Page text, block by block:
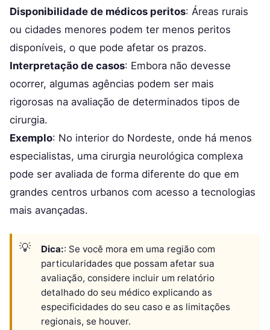
Disponibilidade de médicos peritos: Áreas rurais
ou cidades menores podem ter menos peritos
disponíveis, o que pode afetar os prazos.
Interpretação de casos: Embora não devesse
ocorrer, algumas agências podem ser mais
rigorosas na avaliação de determinados tipos de
cirurgia.
Exemplo: No interior do Nordeste, onde há menos
especialistas, uma cirurgia neurológica complexa
pode ser avaliada de forma diferente do que em
grandes centros urbanos com acesso a tecnologias
mais avançadas.
Dica:: Se você mora em uma região com
particularidades que possam afetar sua
avaliação, considere incluir um relatório
detalhado do seu médico explicando as
especificidades do seu caso e as limitações
regionais, se houver.